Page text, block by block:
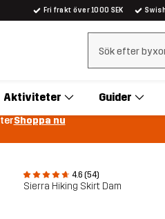
Fri frakt över 1000 SEK
Rensa sök
Aktiviteter Guider
Shoppa nu
4.6 (54)
Sierra Hiking Skirt Dam